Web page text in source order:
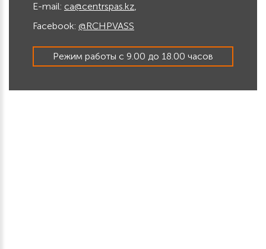
E-mail: ca@centrspas.kz,
Facebook: @RCHPVASS
Режим работы с 9.00 до 18.00 часов